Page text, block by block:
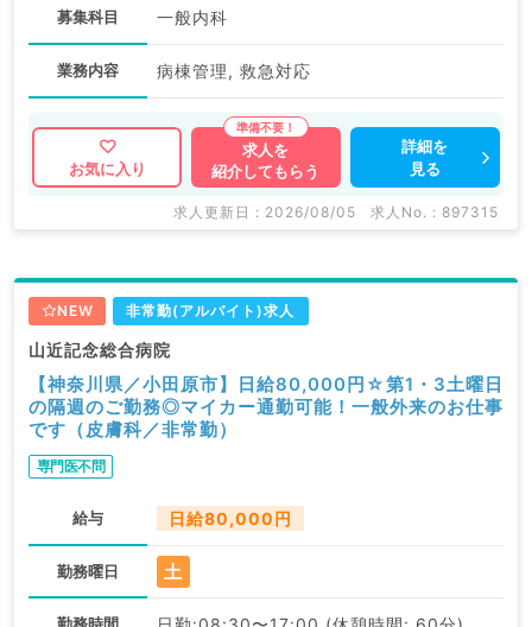
募集科目 一般内科
業務内容 病棟管理, 救急対応
お気に入り
求人を
紹介してもらう
詳細を
見る
求人更新日 : 2026/08/05 求人No. : 897315
NEW 非常勤(アルバイト)求人
山近記念総合病院
【神奈川県／小田原市】日給80,000円☆第1・3土曜日
の隔週のご勤務◎マイカー通勤可能！一般外来のお仕事
です（皮膚科／非常勤）
専門医不問
給与 日給80,000円
勤務曜日 土